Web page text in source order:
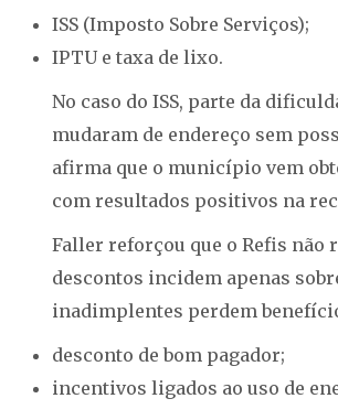
ISS (Imposto Sobre Serviços);
IPTU e taxa de lixo.
No caso do ISS, parte da
mudaram de endereço sem
afirma que o município vem
com resultados positivos na
Faller reforçou que o Refis não
descontos incidem apenas
inadimplentes perdem
desconto de bom pagador;
incentivos ligados ao uso de